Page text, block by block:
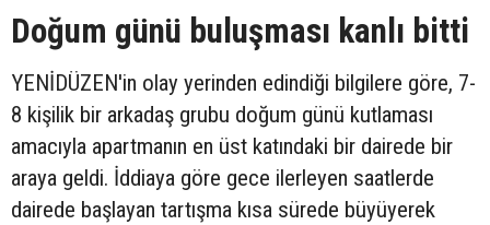
Doğum günü buluşması kanlı bitti
YENİDÜZEN'in olay yerinden edindiği bilgilere göre, 7-
8 kişilik bir arkadaş grubu doğum günü kutlaması
amacıyla apartmanın en üst katındaki bir dairede bir
araya geldi. İddiaya göre gece ilerleyen saatlerde
dairede başlayan tartışma kısa sürede büyüyerek